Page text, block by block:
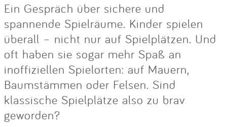
Ein Gespräch über sichere und
spannende Spielräume. Kinder spielen
überall – nicht nur auf Spielplätzen. Und
oft haben sie sogar mehr Spaß an
inoffiziellen Spielorten: auf Mauern,
Baumstämmen oder Felsen. Sind
klassische Spielplätze also zu brav
geworden?